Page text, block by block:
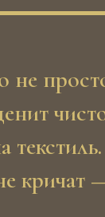
текстиль.
кричат